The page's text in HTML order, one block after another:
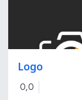
Logo
0,0